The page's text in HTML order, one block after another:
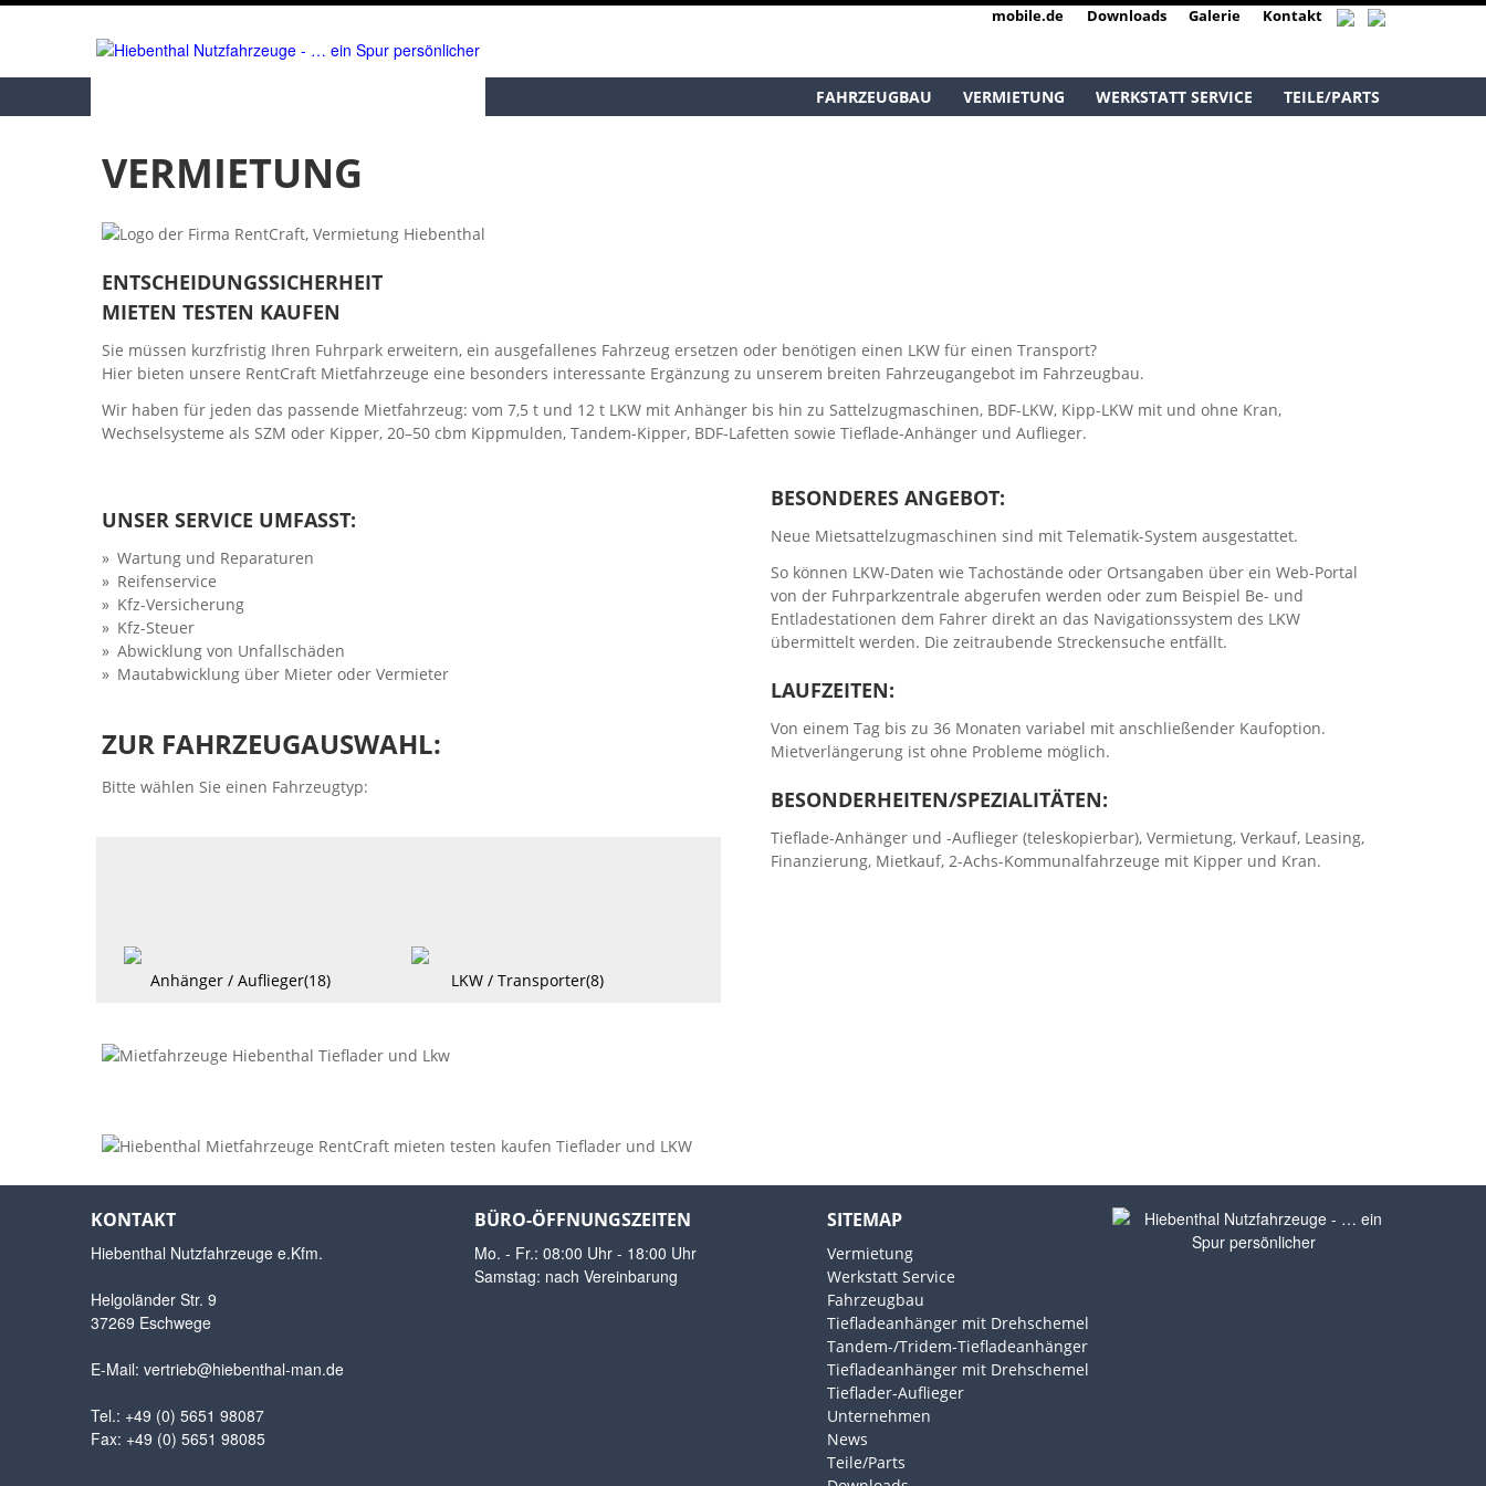
mobile.de Downloads Galerie Kontakt
TEILE/PARTS
WERKSTATT SERVICE
VERMIETUNG
FAHRZEUGBAU
VERMIETUNG
ENTSCHEIDUNGSSICHERHEIT
MIETEN TESTEN KAUFEN
Sie müssen kurzfristig Ihren Fuhrpark erweitern, ein ausgefallenes Fahrzeug ersetzen oder benötigen einen LKW für einen Transport?
Hier bieten unsere RentCraft Mietfahrzeuge eine besonders interessante Ergänzung zu unserem breiten Fahrzeugangebot im Fahrzeugbau.
Wir haben für jeden das passende Mietfahrzeug: vom 7,5 t und 12 t LKW mit Anhänger bis hin zu Sattelzugmaschinen, BDF-LKW, Kipp-LKW mit und ohne Kran,
Wechselsysteme als SZM oder Kipper, 20–50 cbm Kippmulden, Tandem-Kipper, BDF-Lafetten sowie Tieflade-Anhänger und Auflieger.
UNSER SERVICE UMFASST:
Wartung und Reparaturen
Reifenservice
Kfz-Versicherung
Kfz-Steuer
Abwicklung von Unfallschäden
Mautabwicklung über Mieter oder Vermieter
ZUR FAHRZEUGAUSWAHL:
Bitte wählen Sie einen Fahrzeugtyp:
Anhänger / Auflieger(18) LKW / Transporter(8)
BESONDERES ANGEBOT:
Neue Mietsattelzugmaschinen sind mit Telematik-System ausgestattet.
So können LKW-Daten wie Tachostände oder Ortsangaben über ein Web-Portal
von der Fuhrparkzentrale abgerufen werden oder zum Beispiel Be- und
Entladestationen dem Fahrer direkt an das Navigationssystem des LKW
übermittelt werden. Die zeitraubende Streckensuche entfällt.
LAUFZEITEN:
Von einem Tag bis zu 36 Monaten variabel mit anschließender Kaufoption.
Mietverlängerung ist ohne Probleme möglich.
BESONDERHEITEN/SPEZIALITÄTEN:
Tieflade-Anhänger und -Auflieger (teleskopierbar), Vermietung, Verkauf, Leasing,
Finanzierung, Mietkauf, 2-Achs-Kommunalfahrzeuge mit Kipper und Kran.
KONTAKT
Hiebenthal Nutzfahrzeuge e.Kfm.
Helgoländer Str. 9
37269 Eschwege
E-Mail: vertrieb@hiebenthal-man.de
Tel.: +49 (0) 5651 98087
Fax: +49 (0) 5651 98085
BÜRO-ÖFFNUNGSZEITEN
Mo. - Fr.: 08:00 Uhr - 18:00 Uhr
Samstag: nach Vereinbarung
SITEMAP
Vermietung
Werkstatt Service
Fahrzeugbau
Tiefladeanhänger mit Drehschemel
Tandem-/Tridem-Tiefladeanhänger
Tiefladeanhänger mit Drehschemel
Tieflader-Auflieger
Unternehmen
News
Teile/Parts